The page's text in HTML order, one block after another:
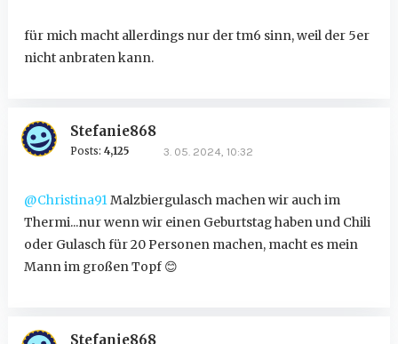
für mich macht allerdings nur der tm6 sinn, weil der 5er
nicht anbraten kann.
Stefanie868
Posts: 4,125 3. 05. 2024, 10:32
@Christina91Malzbiergulasch machen wir auch im
Thermi...nur wenn wir einen Geburtstag haben und Chili
oder Gulasch für 20 Personen machen, macht es mein
Mann im großen Topf 😊
Stefanie868